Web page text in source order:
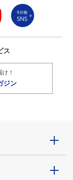
ス
！
ジン